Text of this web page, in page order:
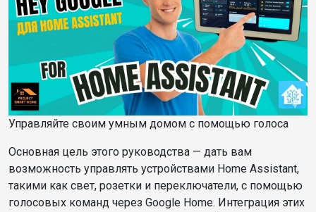
Управляйте своим умным домом с помощью голоса
Основная цель этого руководства — дать вам
возможность управлять устройствами Home Assistant,
такими как свет, розетки и переключатели, с помощью
голосовых команд через Google Home. Интеграция этих